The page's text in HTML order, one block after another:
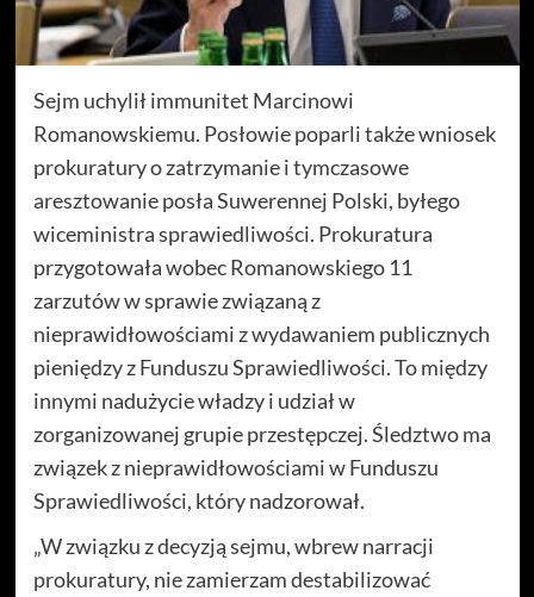
Sejm uchylił immunitet Marcinowi
Romanowskiemu. Posłowie poparli także wniosek
prokuratury o zatrzymanie i tymczasowe
aresztowanie posła Suwerennej Polski, byłego
wiceministra sprawiedliwości. Prokuratura
przygotowała wobec Romanowskiego 11
zarzutów w sprawie związaną z
nieprawidłowościami z wydawaniem publicznych
pieniędzy z Funduszu Sprawiedliwości. To między
innymi nadużycie władzy i udział w
zorganizowanej grupie przestępczej. Śledztwo ma
związek z nieprawidłowościami w Funduszu
Sprawiedliwości, który nadzorował.
„W związku z decyzją sejmu, wbrew narracji
prokuratury, nie zamierzam destabilizować